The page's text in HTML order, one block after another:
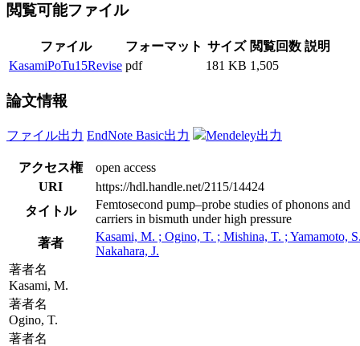
閲覧可能ファイル
ファイル フォーマット サイズ 閲覧回数 説明
KasamiPoTu15Revise pdf 181 KB 1,505
論文情報
ファイル出力 EndNote Basic出力 Mendeley出力
アクセス権
open access
URI
https://hdl.handle.net/2115/14424
タイトル
Femtosecond pump–probe studies of phonons and
carriers in bismuth under high pressure
著者
Kasami, M. ; Ogino, T. ; Mishina, T. ; Yamamoto,
Nakahara, J.
著者名
Kasami, M.
著者名
Ogino, T.
著者名